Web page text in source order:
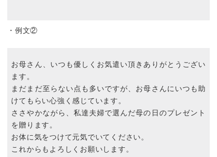
・例文②
お母さん、いつも優しくお気遣い頂きありがとうござい
ます。
まだまだ至らない点も多いですが、お母さんにいつも助
けてもらい心強く感じています。
ささやかながら、私達夫婦で選んだ母の日のプレゼント
を贈ります。
お体に気をつけて元気でいてください。
これからもよろしくお願いします。